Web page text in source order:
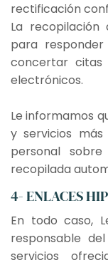
rectificación
La recopilación
para
concertar citas
electrónicos.
Le informamos
y servicios
personal
recopilada
4- ENLACES
En todo caso,
responsable
servicios